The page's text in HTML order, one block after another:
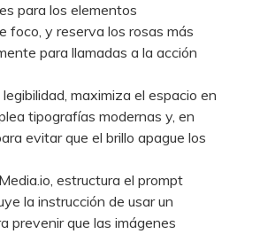
para los elementos
foco, y reserva los rosas más
para llamadas a la acción
maximiza el espacio en
tipografías modernas y, en
evitar que el brillo apague los
estructura el prompt
la instrucción de usar un
prevenir que las imágenes